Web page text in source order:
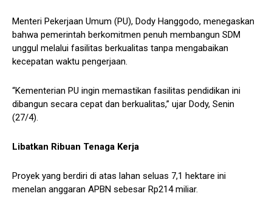
Menteri Pekerjaan Umum (PU), Dody Hanggodo, menegaskan
bahwa pemerintah berkomitmen penuh membangun SDM
unggul melalui fasilitas berkualitas tanpa mengabaikan
kecepatan waktu pengerjaan.
“Kementerian PU ingin memastikan fasilitas pendidikan ini
dibangun secara cepat dan berkualitas,” ujar Dody, Senin
(27/4).
Libatkan Ribuan Tenaga Kerja
Proyek yang berdiri di atas lahan seluas 7,1 hektare ini
menelan anggaran APBN sebesar Rp214 miliar.